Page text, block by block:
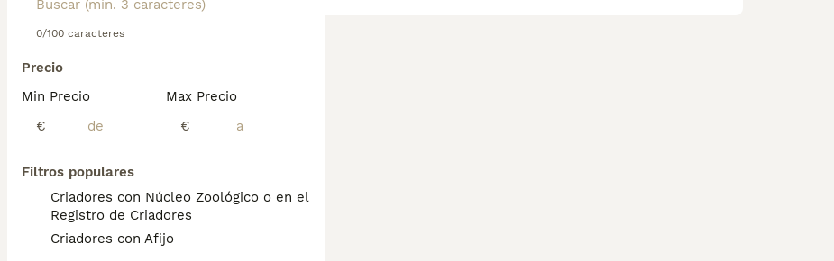
0/100 caracteres
Precio
Min Precio
€
Max Precio
€
Filtros populares
Criadores con Núcleo Zoológico o en el
Registro de Criadores
Criadores con Afijo